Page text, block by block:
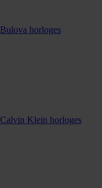
Bulova horloges
Calvin Klein horloges